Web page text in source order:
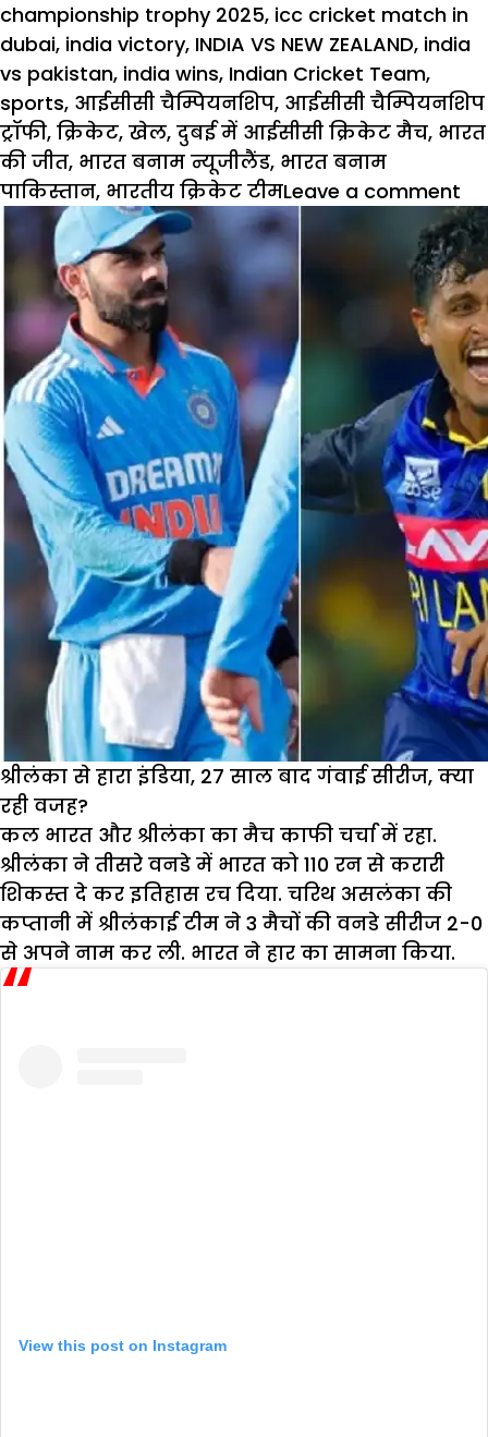
championship trophy 2025, icc cricket match in
dubai, india victory, INDIA VS NEW ZEALAND, india
vs pakistan, india wins, Indian Cricket Team,
sports, आईसीसी चैम्पियनशिप, आईसीसी चैम्पियनशिप
ट्रॉफी, क्रिकेट, खेल, दुबई में आईसीसी क्रिकेट मैच, भारत
की जीत, भारत बनाम न्यूजीलैंड, भारत बनाम
पाकिस्तान, भारतीय क्रिकेट टीमLeave a comment
:
की
रही
श्रीलंका से हारा इंडिया, 27 साल बाद गंवाई सीरीज, क्या
रही वजह?
कल भारत और श्रीलंका का मैच काफी चर्चा में रहा.
श्रीलंका ने तीसरे वनडे में भारत को 110 रन से करारी
शिकस्त दे कर इतिहास रच दिया. चरिथ असलंका की
कप्तानी में श्रीलंकाई टीम ने 3 मैचों की वनडे सीरीज 2-0
से अपने नाम कर ली. भारत ने हार का सामना किया.
View this post on Instagram